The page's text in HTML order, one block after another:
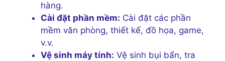
hàng.
Cài đặt phần mềm: Cài đặt các phần
mềm văn phòng, thiết kế, đồ họa, game,
v.v.
Vệ sinh máy tính: Vệ sinh bụi bẩn, tra